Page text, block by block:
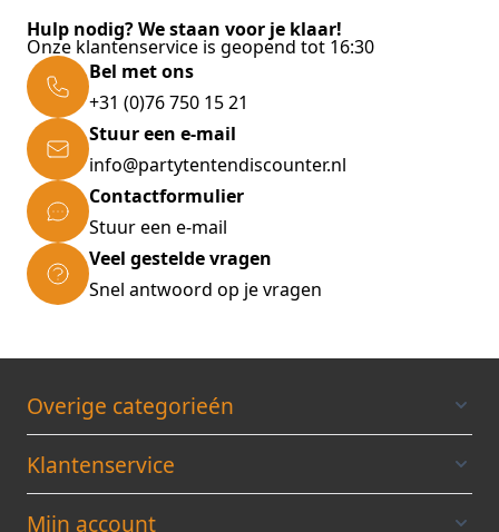
Hulp nodig? We staan voor je klaar!
Onze klantenservice is geopend tot 16:30
Bel met ons
+31 (0)76 750 15 21
Stuur een e-mail
info@partytentendiscounter.nl
Contactformulier
Stuur een e-mail
Veel gestelde vragen
Snel antwoord op je vragen
Overige categorieén
Klantenservice
Mijn account